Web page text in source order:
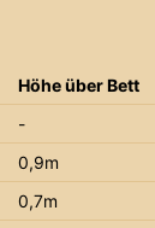
Höhe über Bett
-
0,9m
0,7m